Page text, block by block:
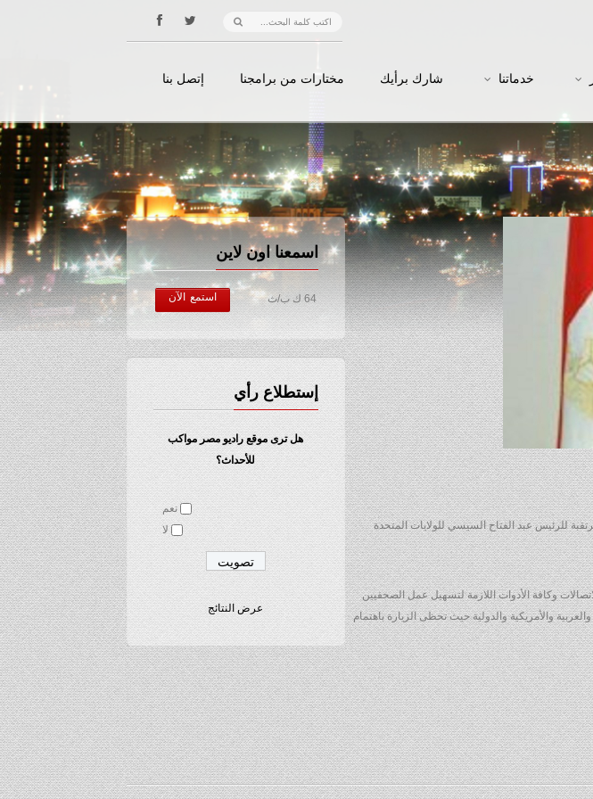
خدماتنا شارك برأيك مختارات من برامجنا إتصل بنا
اسمعنا اون لاين
64 ك ب/ث استمع الآن
إستطلاع رأي
هل ترى موقع راديو مصر مواكب
للأحداث؟
نعم
لا
عرض النتائج
للرئيس عبد الفتاح السيسي للولايات المتحدة
وكافة الأدوات اللازمة لتسهيل عمل الصحفيين
والأمريكية والدولية حيث تحظى الزيارة باهتمام